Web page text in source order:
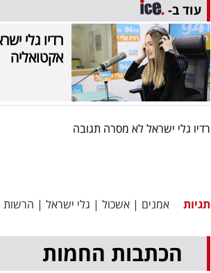
עוד ב-
רדיו גלי
אקטואליה
רדיו גלי ישראל לא מסרה תגובה
תגיות אמנים | אשכול | גלי ישראל | הרשות
הכתבות החמות